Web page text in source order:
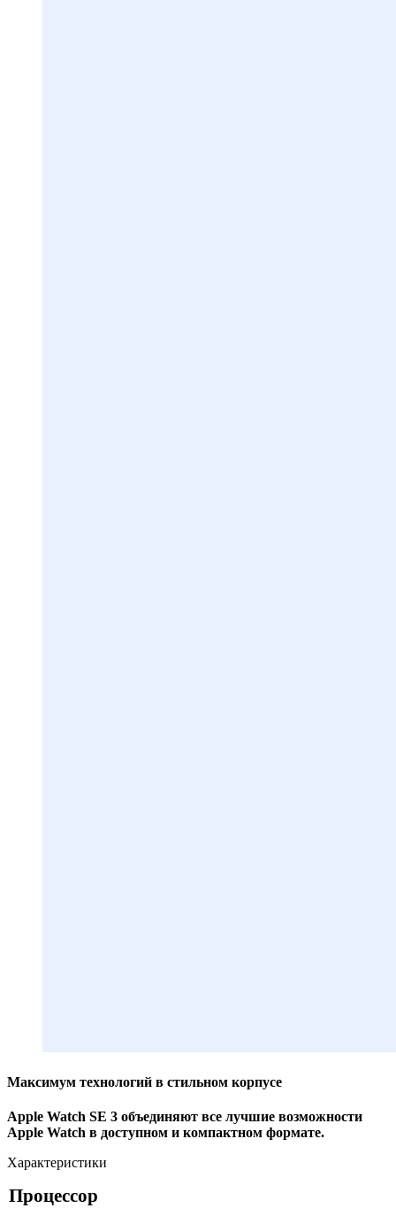
Максимум технологий в стильном корпусе
Apple Watch SE 3 объединяют все лучшие возможности
Apple Watch в доступном и компактном формате.
Характеристики
Процессор